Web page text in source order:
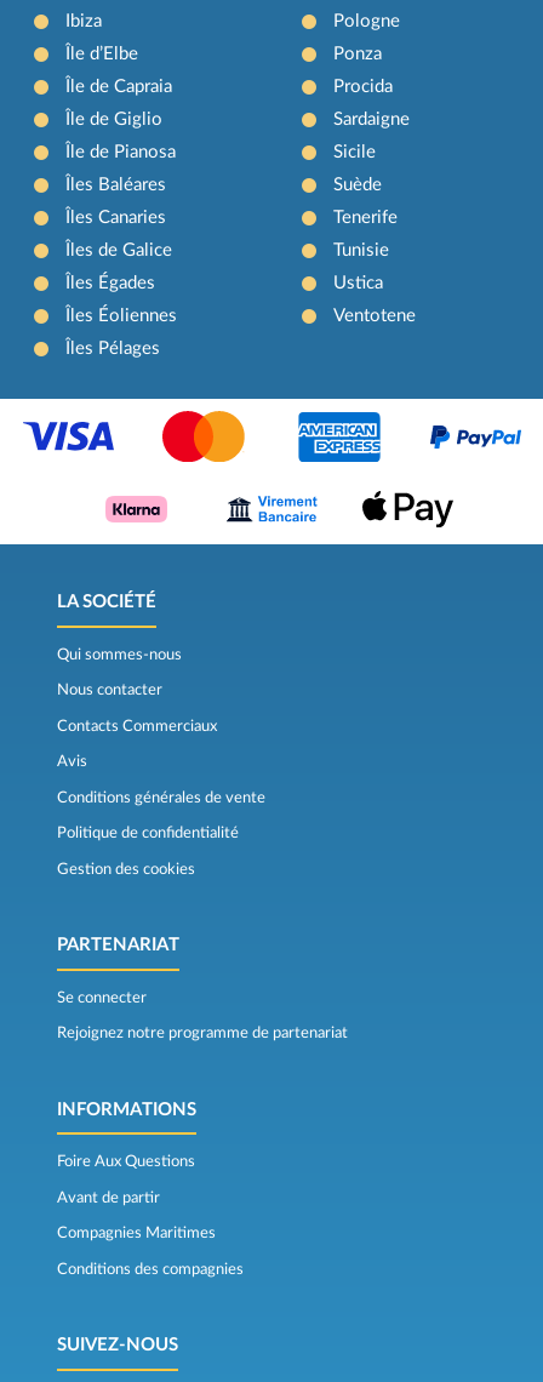
Ibiza
Île d’Elbe
Île de Capraia
Île de Giglio
Île de Pianosa
Îles Baléares
Îles Canaries
Îles de Galice
Îles Égades
Îles Éoliennes
Îles Pélages
Pologne
Ponza
Procida
Sardaigne
Sicile
Suède
Tenerife
Tunisie
Ustica
Ventotene
LA SOCIÉTÉ
Qui sommes-nous
Nous contacter
Contacts Commerciaux
Avis
Conditions générales de vente
Politique de confidentialité
Gestion des cookies
PARTENARIAT
Se connecter
Rejoignez notre programme de partenariat
INFORMATIONS
Foire Aux Questions
Avant de partir
Compagnies Maritimes
Conditions des compagnies
SUIVEZ-NOUS